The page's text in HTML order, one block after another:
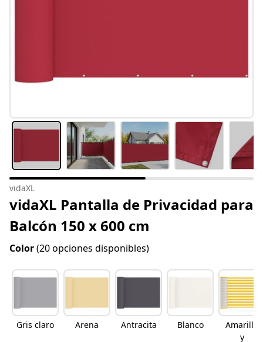
vidaXL
vidaXL Pantalla de Privacidad para
Balcón 150 x 600 cm
Color(20 opciones disponibles)
Gris claro Arena Antracita Blanco
Amarillo
y